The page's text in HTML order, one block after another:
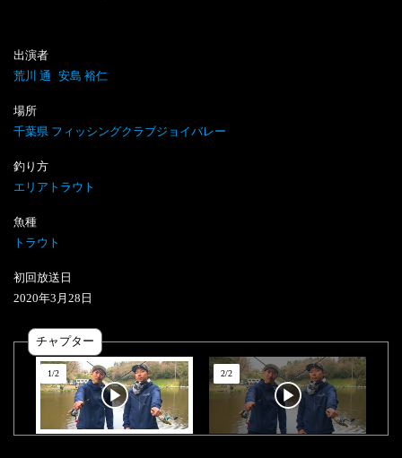
出演者
荒川 通 安島 裕仁
場所
千葉県 フィッシングクラブジョイバレー
釣り方
エリアトラウト
魚種
トラウト
初回放送日
2020年3 月 28 日
チャプター
1/2 2/2